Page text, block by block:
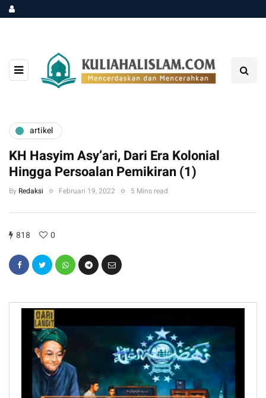
artikel
KH Hasyim Asy’ari, Dari Era Kolonial
Hingga Persoalan Pemikiran (1)
By Redaksi Februari 19, 2022 5 Mins read
818 0